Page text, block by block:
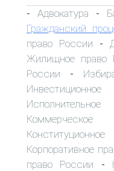
- Адвокатура -
Гражданский
право России -
Жилищное право
России -
Корпоративное
право России -